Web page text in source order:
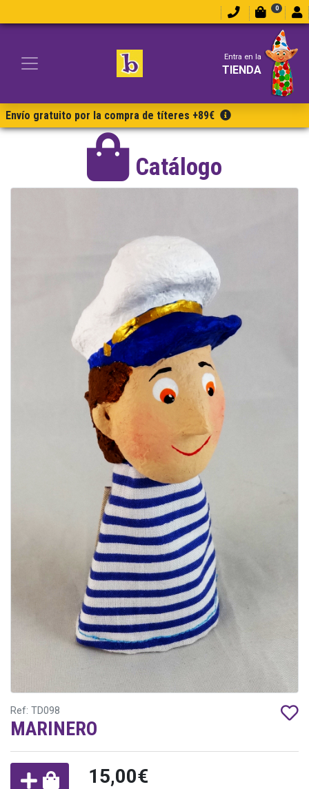
0
Entra en la
TIENDA
Envío gratuito por la compra de títeres +89€
Catálogo
Ref: TD098
MARINERO
15,00€